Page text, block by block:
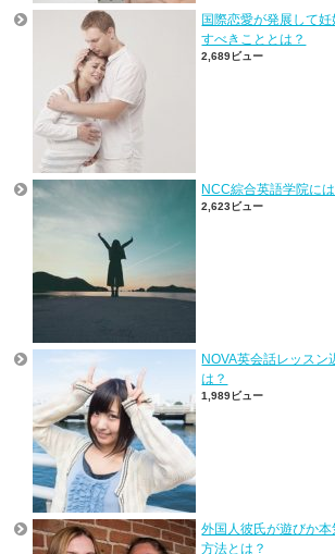
国際恋愛が発展して
すべきこととは？
2,689ビュー
NCC綜合英語学院に
2,623ビュー
NOVA英会話レッスン
は？
1,989ビュー
外国人彼氏が遊びか
方法とは？